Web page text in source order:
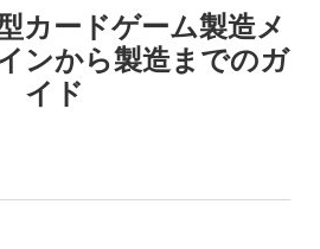
カードゲーム製造メ
ンから製造までのガ
イド